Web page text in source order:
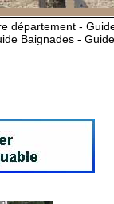
département -
Baignades -